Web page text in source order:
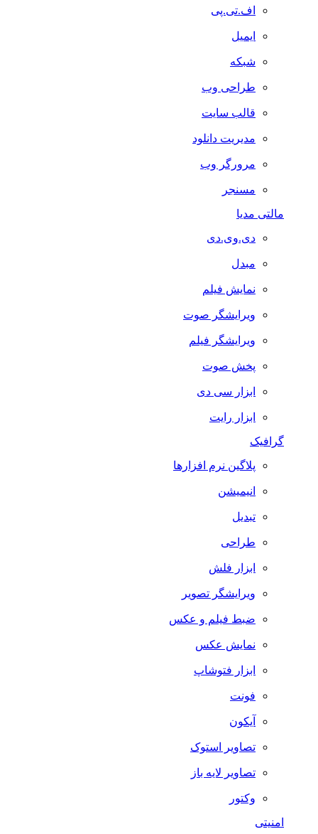
اف.تی.پی
ایمیل
شبکه
طراحی وب
قالب سایت
مدیریت دانلود
مرورگر وب
مسنجر
مالتی مدیا
دی.وی.دی
مبدل
نمایش فیلم
ویرایشگر صوت
ویرایشگر فیلم
پخش صوت
ابزار سی دی
ابزار رایت
گرافیک
پلاگین نرم افزارها
انیمیشن
تبدیل
طراحی
ابزار فلش
ویرایشگر تصویر
ضبط فيلم و عكس
نمایش عکس
ابزار فتوشاپ
فونت
آیکون
تصاویر استوک
تصاویر لایه باز
وکتور